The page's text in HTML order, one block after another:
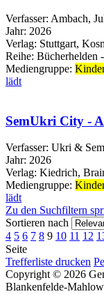
Verfasser: Ambach,
Jahr: 2026
Verlag: Stuttgart,
Reihe: Bücherhelden
Mediengruppe:
lädt
SemUkri City -
Verfasser: Ukri &
Jahr: 2026
Verlag: Kiedrich,
Mediengruppe:
lädt
Zu den Suchfiltern
Sortieren nach
4 5 6 7 8 9 10 11 12
Seite
Trefferliste drucken
Copyright © 2026
Blankenfelde-Mahlow